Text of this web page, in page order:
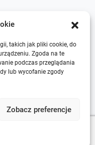
takich jak pliki cookie, do
Zgoda na te
podczas przeglądania
lub wycofanie zgody
Zobacz preferencje